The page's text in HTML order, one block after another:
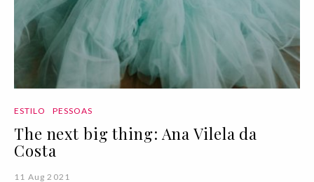
ESTILO PESSOAS
The next big thing: Ana Vilela da
Costa
11 Aug 2021